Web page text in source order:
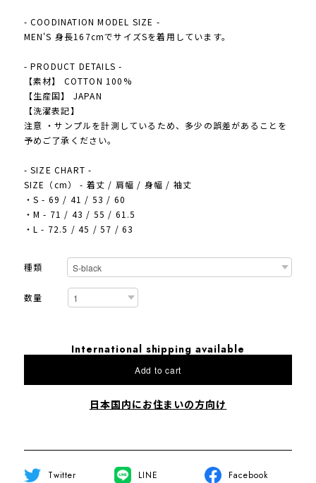
- COODINATION MODEL SIZE -
MEN'S 身長167cmでサイズSを着用しています。
- PRODUCT DETAILS -
【素材】 COTTON 100%
【生産国】 JAPAN
【洗濯表記】
注意 ・サンプルを計測しているため、多少の誤差があることを
予めご了承ください。
- SIZE CHART -
SIZE（cm） - 着丈 / 肩幅 / 身幅 / 袖丈
・S - 69 / 41 / 53 / 60
・M - 71 / 43 / 55 / 61.5
・L - 72.5 / 45 / 57 / 63
種類
数量
International shipping available
Add to cart
日本国内にお住まいの方向け
Twitter LINE Facebook